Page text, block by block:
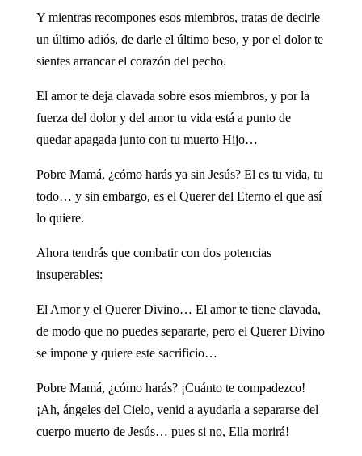
Y mientras recompones esos miembros, tratas de decirle
un último adiós, de darle el último beso, y por el dolor te
sientes arrancar el corazón del pecho.
El amor te deja clavada sobre esos miembros, y por la
fuerza del dolor y del amor tu vida está a punto de
quedar apagada junto con tu muerto Hijo…
Pobre Mamá, ¿cómo harás ya sin Jesús? El es tu vida, tu
todo… y sin embargo, es el Querer del Eterno el que así
lo quiere.
Ahora tendrás que combatir con dos potencias
insuperables:
El Amor y el Querer Divino… El amor te tiene clavada,
de modo que no puedes separarte, pero el Querer Divino
se impone y quiere este sacrificio…
Pobre Mamá, ¿cómo harás? ¡Cuánto te compadezco!
¡Ah, ángeles del Cielo, venid a ayudarla a separarse del
cuerpo muerto de Jesús… pues si no, Ella morirá!